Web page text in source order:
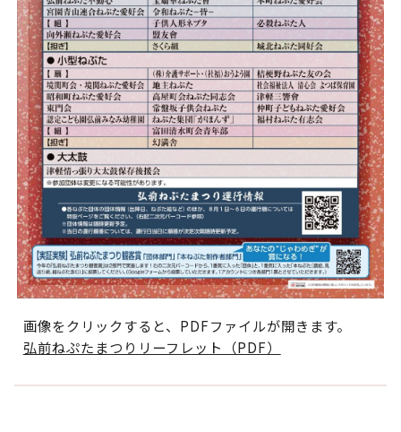
画像をクリックすると、PDFファイルが開きます。
弘前ねぷたまつりリーフレット（PDF）